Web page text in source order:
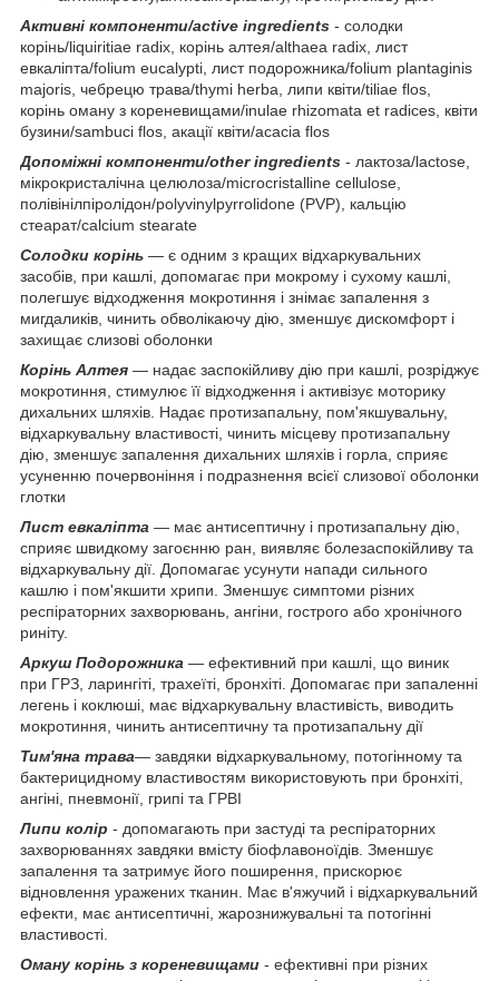
Активні компоненти/active ingredients - солодки
корінь/liquiritiae radix, корінь алтея/althaea radix, лист
евкаліпта/folium eucalypti, лист подорожника/folium plantaginis
majoris, чебрецю трава/thymi herba, липи квіти/tiliae flos,
корінь оману з кореневищами/inulae rhizomata et radices, квіти
бузини/sambuci flos, акації квіти/acacia flos
Допоміжні компоненти/other ingredients - лактоза/lactose,
мікрокристалічна целюлоза/microcristalline cellulose,
полівінілпіролідон/polyvinylpyrrolidone (PVP), кальцію
стеарат/calcium stearate
Солодки корінь — є одним з кращих відхаркувальних
засобів, при кашлі, допомагає при мокрому і сухому кашлі,
полегшує відходження мокротиння і знімає запалення з
мигдаликів, чинить обволікаючу дію, зменшує дискомфорт і
захищає слизові оболонки
Корінь Алтея — надає заспокійливу дію при кашлі, розріджує
мокротиння, стимулює її відходження і активізує моторику
дихальних шляхів. Надає протизапальну, пом'якшувальну,
відхаркувальну властивості, чинить місцеву протизапальну
дію, зменшує запалення дихальних шляхів і горла, сприяє
усуненню почервоніння і подразнення всієї слизової оболонки
глотки
Лист евкаліпта — має антисептичну і протизапальну дію,
сприяє швидкому загоєнню ран, виявляє болезаспокійливу та
відхаркувальну дії. Допомагає усунути напади сильного
кашлю і пом'якшити хрипи. Зменшує симптоми різних
респіраторних захворювань, ангіни, гострого або хронічного
риніту.
Аркуш Подорожника — ефективний при кашлі, що виник
при ГРЗ, ларингіті, трахеїті, бронхіті. Допомагає при запаленні
легень і коклюші, має відхаркувальну властивість, виводить
мокротиння, чинить антисептичну та протизапальну дії
Тим'яна трава— завдяки відхаркувальному, потогінному та
бактерицидному властивостям використовують при бронхіті,
ангіні, пневмонії, грипі та ГРВІ
Липи колір - допомагають при застуді та респіраторних
захворюваннях завдяки вмісту біофлавоноїдів. Зменшує
запалення та затримує його поширення, прискорює
відновлення уражених тканин. Має в'яжучий і відхаркувальний
ефекти, має антисептичні, жарознижувальні та потогінні
властивості.
Оману корінь з кореневищами - ефективні при різних